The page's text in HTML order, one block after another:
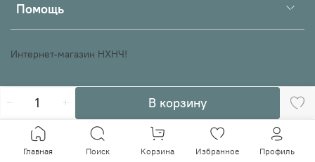
В корзину
Помощь
Интернет-магазин НХНЧ!
Главная Поиск Корзина Избранное Профиль